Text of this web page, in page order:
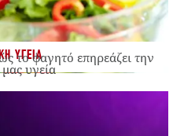
ΥΓΕΙΑ
το φαγητό επηρεάζει την
υγεία